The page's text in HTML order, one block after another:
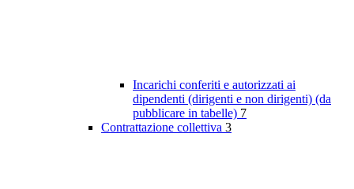
Incarichi conferiti e autorizzati ai
dipendenti (dirigenti e non dirigenti) (da
pubblicare in tabelle) 7
Contrattazione collettiva 3